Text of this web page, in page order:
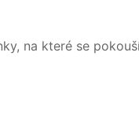
na které se